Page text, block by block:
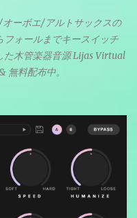
オーボエ/アルトサックスの
フォールまでキースイッチ
た木管楽器音源 Lijas Virtual
料配布中。